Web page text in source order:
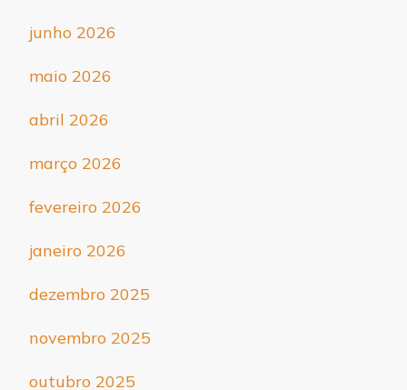
junho 2026
maio 2026
abril 2026
março 2026
fevereiro 2026
janeiro 2026
dezembro 2025
novembro 2025
outubro 2025